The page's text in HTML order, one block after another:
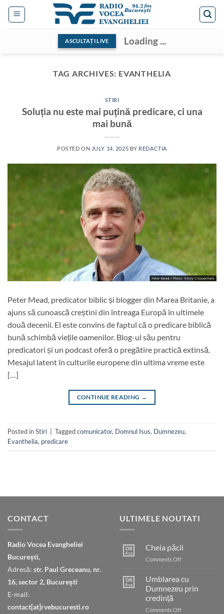
Skip
ASCULTAȚI LIVE Loading ...
TAG ARCHIVES: EVANTHELIA
STIRI
Soluția nu este mai puțină predicare, ci una
mai bună
POSTED ON JULY 14, 2025 BY REDACTIA
Peter Mead, predicator biblic și blogger din Marea Britanie, a
ajuns să cunoască creștini din întreaga Europă în ultimele
două decenii. El este convins de faptul că o predicare biblică
bună schimbă viețile oamenilor. Blog-ul său pentru
predicatori și un podcast oferă o pregătire practică extinsă.
Mesajul latent în culturile europene din ultima vreme este
[…]
CONTINUE READING →
Posted inStiri Taggedcomunicator, Domnul Isus, Dumnezeu,
Evanthelia, predicare
CONTACT
Radio Vocea Evangheliei
București,
Adresă: str. Paul Greceanu, nr.
16, sector 2, București
E-mail:
contact[at]rvebucuresti.ro
ULTIMELE NOUTATI
08
Aug
Cheia păcii
Comments Offon
08
Aug
Umblarea cu
Dumnezeu prin
credință
Comments Offon